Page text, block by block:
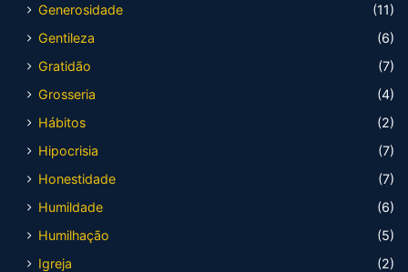
Generosidade
(11)
Gentileza
(6)
Gratidão
(7)
Grosseria
(4)
Hábitos
(2)
Hipocrisia
(7)
Honestidade
(7)
Humildade
(6)
Humilhação
(5)
Igreja
(2)